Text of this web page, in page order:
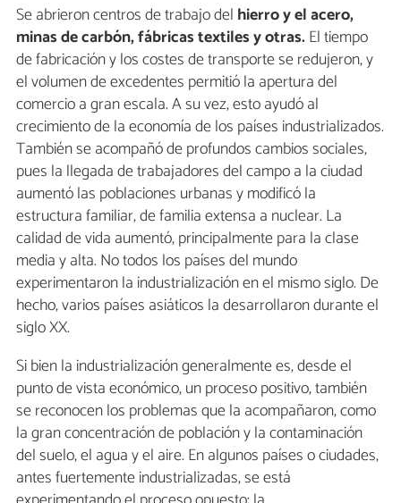
Se abrieron centros de trabajo del hierro y el acero,
minas de carbón, fábricas textiles y otras.El tiempo
de fabricación y los costes de transporte se redujeron, y
el volumen de excedentes permitió la apertura del
comercio a gran escala. A su vez, esto ayudó al
crecimiento de la economía de los países industrializados.
También se acompañó de profundos cambios sociales,
pues la llegada de trabajadores del campo a la ciudad
aumentó las poblaciones urbanas y modificó la
estructura familiar, de familia extensa a nuclear. La
calidad de vida aumentó, principalmente para la clase
media y alta. No todos los países del mundo
experimentaron la industrialización en el mismo siglo. De
hecho, varios países asiáticos la desarrollaron durante el
siglo XX.
Si bien la industrialización generalmente es, desde el
punto de vista económico, un proceso positivo, también
se reconocen los problemas que la acompañaron, como
la gran concentración de población y la contaminación
del suelo, el agua y el aire. En algunos países o ciudades,
antes fuertemente industrializadas, se está